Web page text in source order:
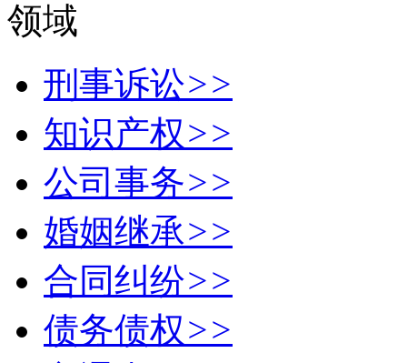
刑事诉讼>>
知识产权>>
公司事务>>
婚姻继承>>
合同纠纷>>
债务债权>>